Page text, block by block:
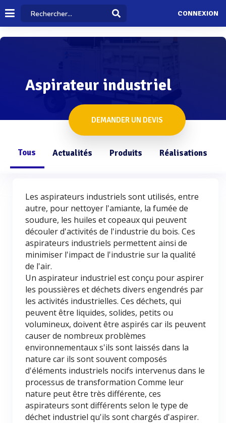
CONNEXION
Aspirateur industriel
DEMANDER UN DEVIS
Tous Actualités Produits Réalisations
Les aspirateurs industriels sont utilisés, entre
autre, pour nettoyer l'amiante, la fumée de
soudure, les huiles et copeaux qui peuvent
découler d'activités de l'industrie du bois. Ces
aspirateurs industriels permettent ainsi de
minimiser l'impact de l'industrie sur la qualité
de l'air.
Un aspirateur industriel est conçu pour aspirer
les poussières et déchets divers engendrés par
les activités industrielles. Ces déchets, qui
peuvent être liquides, solides, petits ou
volumineux, doivent être aspirés car ils peuvent
causer de nombreux problèmes
environnementaux s'ils sont laissés dans la
nature car ils sont souvent composés
d'éléments industriels nocifs intervenus dans le
processus de transformation Comme leur
nature peut être très différente, ces
aspirateurs sont différents selon le type de
déchet industriel qu'ils sont chargés d'aspirer.